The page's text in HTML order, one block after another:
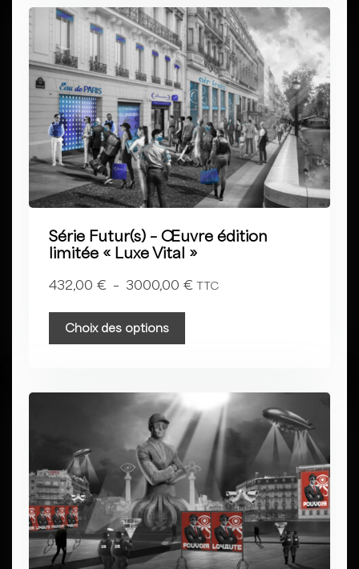
Série Futur(s) – Œuvre édition
limitée « Luxe Vital »
432,00 € – 3000,00 € TTC
Choix des options